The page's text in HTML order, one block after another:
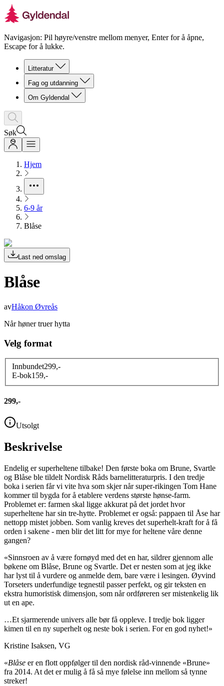
Navigasjon: Pil høyre/venstre mellom menyer, Enter for å åpne,
Escape for å lukke.
Litteratur
Fag og utdanning
Om Gyldendal
Søk
Hjem
6-9 år
Blåse
Last ned omslag
Blåse
avHåkon Øvreås
Når høner truer hytta
Velg format
Innbundet299,-
E-bok159,-
299,-
Utsolgt
Beskrivelse
Endelig er superheltene tilbake! Den første boka om Brune, Svartle
og Blåse ble tildelt Nordisk Råds barnelitteraturpris. I den tredje
boka i serien får vi vite hva som skjer når super-rikingen Tom Hane
kommer til bygda for å etablere verdens største hønse-farm.
Problemet er: farmen skal ligge akkurat på det jordet hvor
superheltene har sin tre-hytte. Problemet er også: pappaen til Åse har
nettopp mistet jobben. Som vanlig kreves det superhelt-kraft for å få
orden i sakene - men blir det litt for mye for heltene våre denne
gangen?
«Sinnsroen av å være fornøyd med det en har, sildrer gjennom alle
bøkene om Blåse, Brune og Svartle. Det er nesten som at jeg ikke
har lyst til å vurdere og anmelde dem, bare være i lesingen. Øyvind
Torseters underfundige tegnestil passer perfekt, og gir teksten en
ekstra humoristisk dimensjon, som når ordføreren ser mistenkelig lik
ut en ape.
…Et sjarmerende univers alle bør få oppleve. I tredje bok ligger
kimen til en ny superhelt og neste bok i serien. For en god nyhet!»
Kristine Isaksen, VG
«Blåse er en flott oppfølger til den nordisk råd-vinnende «Brune»
fra 2014. At det er mulig å få så mye følelse inn mellom så tynne
streker!